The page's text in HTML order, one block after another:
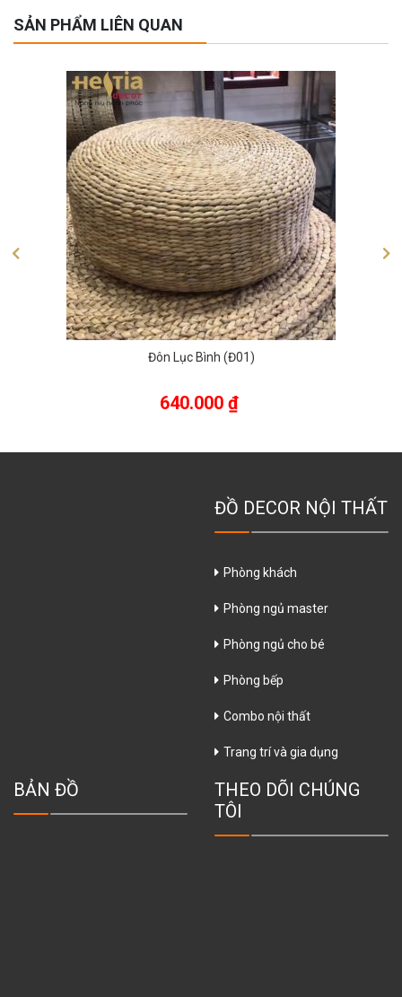
SẢN PHẨM LIÊN QUAN
Đôn Lục Bình (Đ01)
640.000 ₫
ĐỒ DECOR NỘI THẤT
Phòng khách
Phòng ngủ master
Phòng ngủ cho bé
Phòng bếp
Combo nội thất
Trang trí và gia dụng
BẢN ĐỒ
THEO DÕI CHÚNG
TÔI